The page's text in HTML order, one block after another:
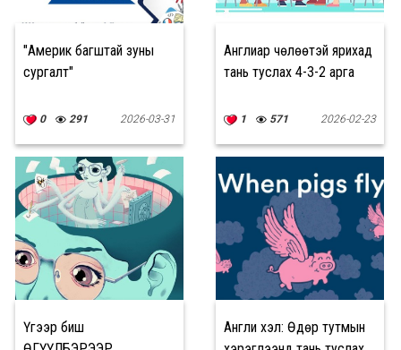
"Америк багштай зуны
сургалт"
0 291 2026-03-31
Англиар чөлөөтэй ярихад
тань туслах 4-3-2 арга
1 571 2026-02-23
Үгээр биш
Англи хэл: Өдөр тутмын